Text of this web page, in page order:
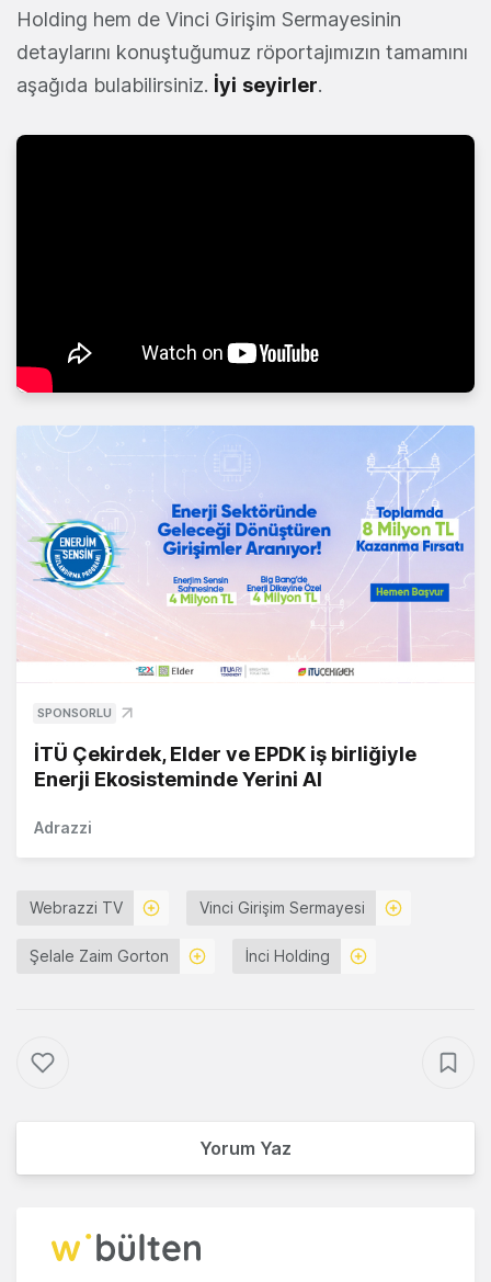
Holding hem de Vinci Girişim Sermayesinin
detaylarını konuştuğumuz röportajımızın tamamını
aşağıda bulabilirsiniz. İyi seyirler.
SPONSORLU
İTÜ Çekirdek, Elder ve EPDK iş birliğiyle
Enerji Ekosisteminde Yerini Al
Adrazzi
Webrazzi TV Vinci Girişim Sermayesi
Şelale Zaim Gorton İnci Holding
Yorum Yaz